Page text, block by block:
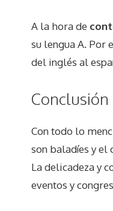
A la hora de
su lengua A. Por
del inglés al
Conclusión
Con todo lo
son baladíes y el
La delicadeza y
eventos y